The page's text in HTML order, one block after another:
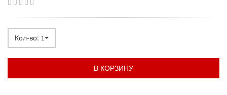
Кол-во: 1
В КОРЗИНУ